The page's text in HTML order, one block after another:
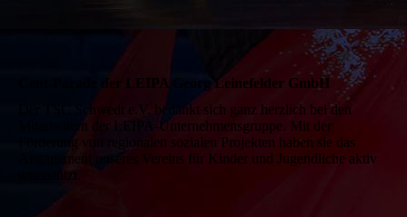
Cent-Parade der LEIPA Georg Leinefelder GmbH
Der TSC Schwedt e.V. bedankt sich ganz herzlich bei den
Mitarbeitern der LEIPA-Unternehmensgruppe. Mit der
Förderung von regionalen sozialen Projekten haben sie das
Angagement unseres Vereins für Kinder und Jugendliche aktiv
unterstützt.